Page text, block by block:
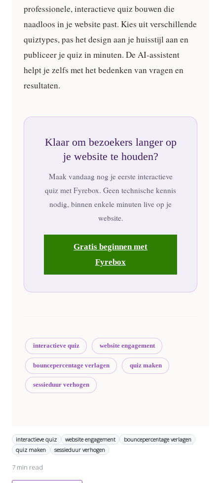
professionele, interactieve quiz bouwen die
naadloos in je website past. Kies uit verschillende
quiztypes, pas het design aan je huisstijl aan en
publiceer je quiz in minuten. De AI-assistent
helpt je zelfs met het bedenken van vragen en
resultaten.
Klaar om bezoekers langer op
je website te houden?
Maak vandaag nog je eerste interactieve
quiz met Fyrebox. Geen technische kennis
nodig, binnen enkele minuten live op je
website.
Gratis beginnen met
Fyrebox
interactieve quiz website engagement
bouncepercentage verlagen quiz maken
sessieduur verhogen
interactieve quiz website engagement
bouncepercentage verlagen
quiz maken
sessieduur verhogen
7 min read